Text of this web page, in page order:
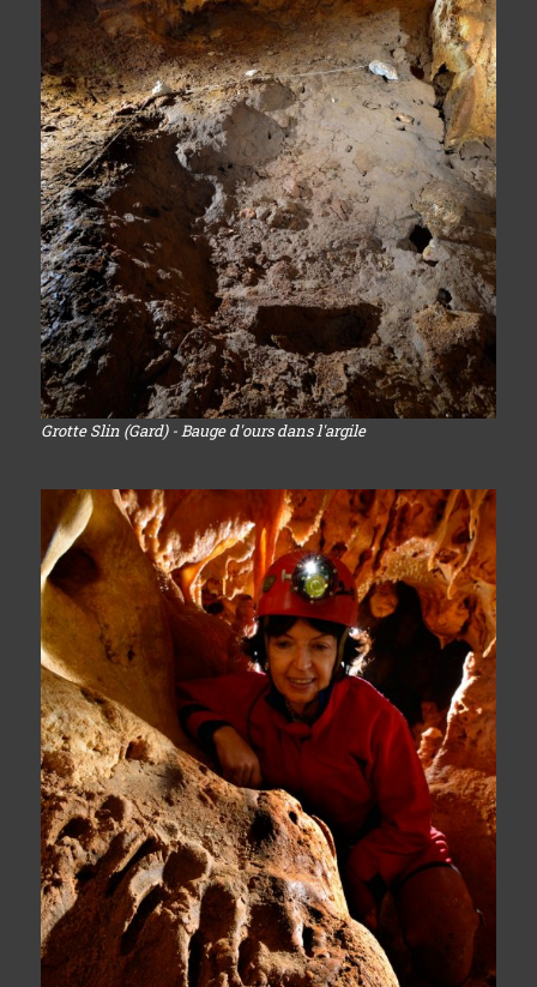
Grotte Slin (Gard) - Bauge d'ours dans l'argile